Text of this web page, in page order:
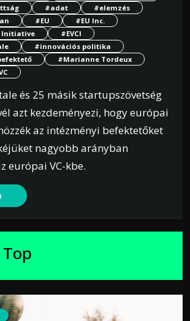
#adat
#elemzés
#EU
#EU Inc.
Initiative
#EVCI
#innovációs politika
#Marianne Tordeux
és 25 másik startupszövetség
azt kezdeményezi, hogy európai
az intézményi befektetőket
nagyobb arányban
európai VC-kbe.